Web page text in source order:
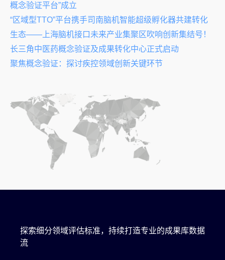
概念验证平台”成立
“区域型TTO”平台携手司南脑机智能超级孵化器共建转化
生态——上海脑机接口未来产业集聚区吹响创新集结号！
长三角中医药概念验证及成果转化中心正式启动
聚焦概念验证：探讨疾控领域创新关键环节
探索细分领域评估标准，持续打造专业的成果库数据
流